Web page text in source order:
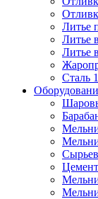
Литье
Литье
Литье
Сталь